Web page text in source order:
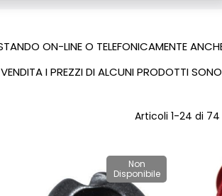
ON-LINE O TELEFONICAMENTE
I PREZZI DI ALCUNI PRODOTTI SONO
Articoli 1-24 di 74
Non
Disponibile